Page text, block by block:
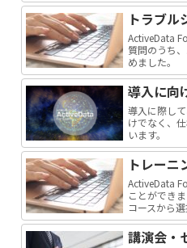
トラブル
ActiveData
質問のうち
めました。
導入に向
導入に際し
けでなく、
います。
トレーニ
ActiveData
ことができ
コースから選
講演会・